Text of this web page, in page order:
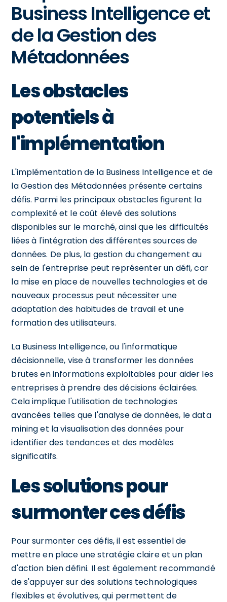
Business Intelligence et
de la Gestion des
Métadonnées
Les obstacles
potentiels à
l'implémentation
L'implémentation de la Business Intelligence et de
la Gestion des Métadonnées présente certains
défis. Parmi les principaux obstacles figurent la
complexité et le coût élevé des solutions
disponibles sur le marché, ainsi que les difficultés
liées à l'intégration des différentes sources de
données. De plus, la gestion du changement au
sein de l'entreprise peut représenter un défi, car
la mise en place de nouvelles technologies et de
nouveaux processus peut nécessiter une
adaptation des habitudes de travail et une
formation des utilisateurs.
La Business Intelligence, ou l'informatique
décisionnelle, vise à transformer les données
brutes en informations exploitables pour aider les
entreprises à prendre des décisions éclairées.
Cela implique l'utilisation de technologies
avancées telles que l'analyse de données, le data
mining et la visualisation des données pour
identifier des tendances et des modèles
significatifs.
Les solutions pour
surmonter ces défis
Pour surmonter ces défis, il est essentiel de
mettre en place une stratégie claire et un plan
d'action bien défini. Il est également recommandé
de s'appuyer sur des solutions technologiques
flexibles et évolutives, qui permettent de